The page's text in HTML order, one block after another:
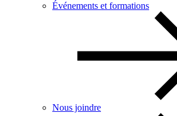
Événements et formations
Nous joindre